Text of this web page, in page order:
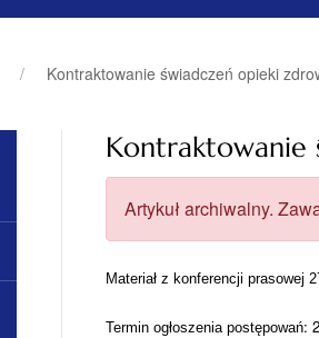
Kontraktowanie świadczeń opieki
Artykuł archiwalny.
Materiał z konferencji prasowej
Termin ogłoszenia postępowań: